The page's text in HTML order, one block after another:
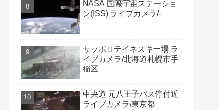
NASA 国際宇宙ステーショ
ン(ISS) ライブカメラ/-
サッポロテイネスキー場 ラ
イブカメラ/北海道札幌市手
稲区
中央道 元八王子バス停付近
ライブカメラ/東京都